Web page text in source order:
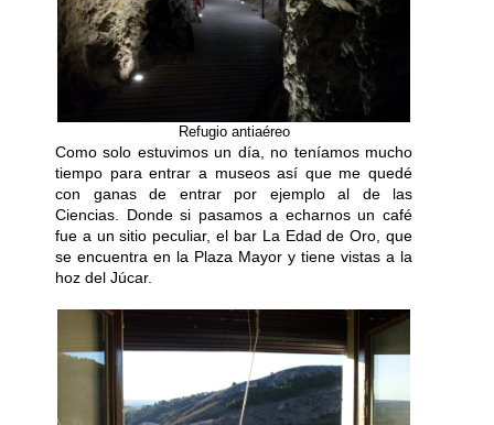
Refugio antiaéreo
Como solo estuvimos un día, no teníamos mucho
tiempo para entrar a museos así que me quedé
con ganas de entrar por ejemplo al de las
Ciencias. Donde si pasamos a echarnos un café
fue a un sitio peculiar, el bar La Edad de Oro, que
se encuentra en la Plaza Mayor y tiene vistas a la
hoz del Júcar.